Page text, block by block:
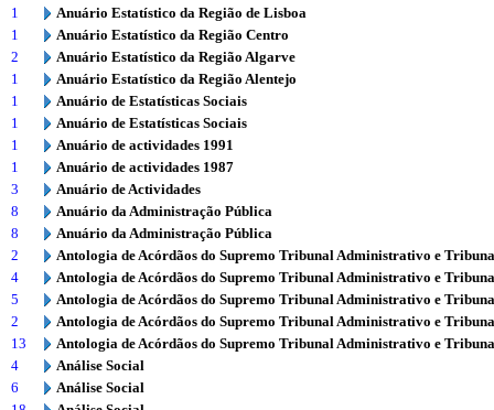
1
Anuário Estatístico da Região de Lisboa
1
Anuário Estatístico da Região Centro
2
Anuário Estatístico da Região Algarve
1
Anuário Estatístico da Região Alentejo
1
Anuário de Estatísticas Sociais
1
Anuário de Estatísticas Sociais
1
Anuário de actividades 1991
1
Anuário de actividades 1987
3
Anuário de Actividades
8
Anuário da Administração Pública
8
Anuário da Administração Pública
2
Antologia de Acórdãos do Supremo Tribunal Administrativo e
4
Antologia de Acórdãos do Supremo Tribunal Administrativo e
5
Antologia de Acórdãos do Supremo Tribunal Administrativo e
2
Antologia de Acórdãos do Supremo Tribunal Administrativo e
13
Antologia de Acórdãos do Supremo Tribunal Administrativo e
4
Análise Social
6
Análise Social